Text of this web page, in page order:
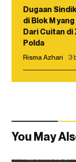
Dugaan
di Blok M
Dari Cuitan di
Polda
Risma Azhari 3
You May